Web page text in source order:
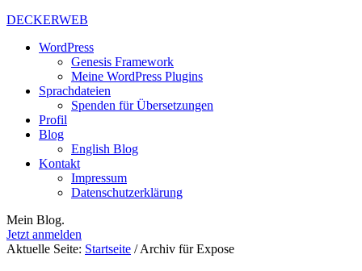
DECKERWEB
WordPress
Genesis Framework
Meine WordPress Plugins
Sprachdateien
Spenden für Übersetzungen
Profil
Blog
English Blog
Kontakt
Impressum
Datenschutzerklärung
Mein Blog.
Jetzt anmelden
Aktuelle Seite: Startseite /Archiv für Expose